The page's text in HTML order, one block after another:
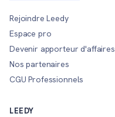
Rejoindre Leedy
Espace pro
Devenir apporteur d'affaires
Nos partenaires
CGU Professionnels
LEEDY